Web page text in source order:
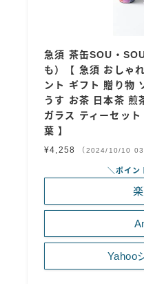
急須 茶缶SOU・
も）【 急須 おしゃ
ント ギフト 贈り物
うす お茶 日本茶 煎
ガラス ティーセッ
葉 】
¥4,258 （2024/10/10
＼ポイン
Yahoo